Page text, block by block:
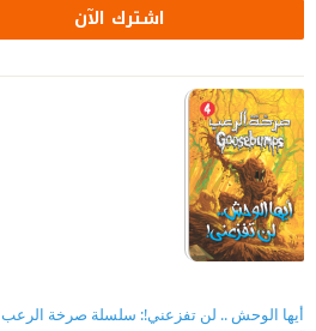
اشترك الآن
أيها الوحش .. لن تفزعني!: سلسلة صرخة الرعب 4